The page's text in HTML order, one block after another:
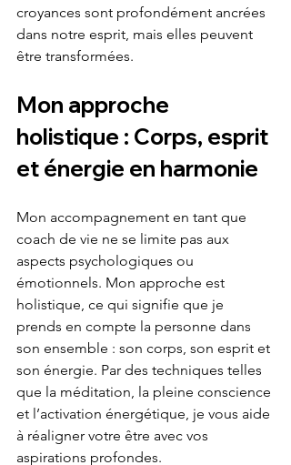
croyances sont profondément ancrées
dans notre esprit, mais elles peuvent
être transformées.
Mon approche
holistique : Corps, esprit
et énergie en harmonie
Mon accompagnement en tant que
coach de vie ne se limite pas aux
aspects psychologiques ou
émotionnels. Mon approche est
holistique, ce qui signifie que je
prends en compte la personne dans
son ensemble : son corps, son esprit et
son énergie. Par des techniques telles
que la méditation, la pleine conscience
et l’activation énergétique, je vous aide
à réaligner votre être avec vos
aspirations profondes.